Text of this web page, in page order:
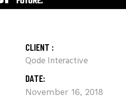
CLIENT :
Qode Interactive
DATE:
November 16, 2018